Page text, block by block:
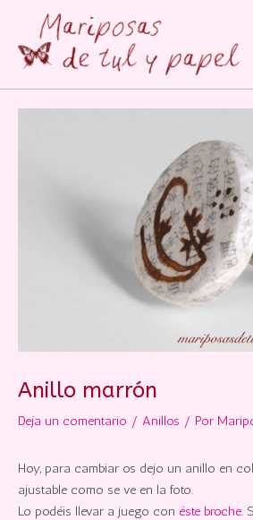
Anillo marrón
Deja un comentario / Anillos / Por
Hoy, para cambiar os dejo un anillo en
ajustable como se ve en la foto.
Lo podéis llevar a juego con éste broche